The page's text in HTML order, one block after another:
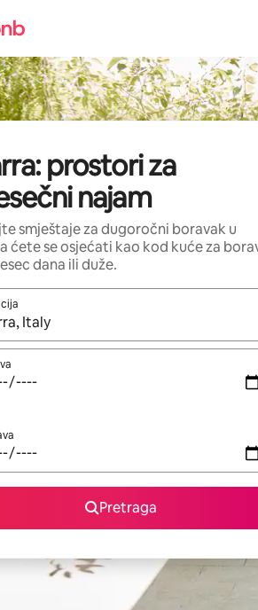
prostori za
najam
smještaje za dugoročni boravak u
ćete se osjećati kao kod kuće za
dana ili duže.
su rezultati dostupni, možete da se krećete
Pretraga